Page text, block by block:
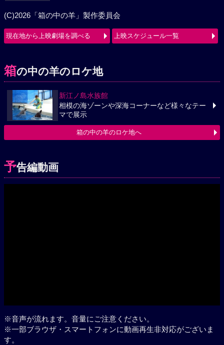
(C)2026「箱の中の羊」製作委員会
現在地から上映劇場を調べる 上映スケジュール一覧
箱の中の羊のロケ地
新江ノ島水族館
相模の海ゾーンや深海コーナーなど様々なテー
マで展示
箱の中の羊のロケ地へ
予告編動画
※音声が流れます。音量にご注意ください。
※一部ブラウザ・スマートフォンに動画再生非対応がございま
す。